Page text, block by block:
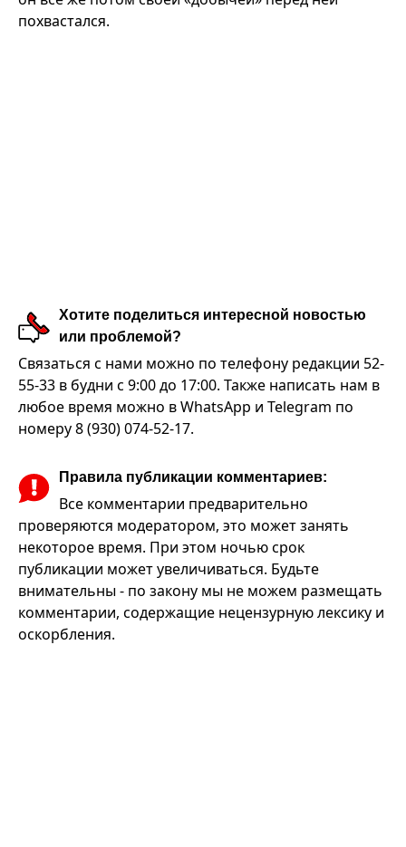
похвастался.
Хотите поделиться интересной новостью
или проблемой?
Связаться с нами можно по телефону редакции 52-
55-33 в будни с 9:00 до 17:00. Также написать нам в
любое время можно в WhatsApp и Telegram по
номеру 8 (930) 074-52-17.
Правила публикации комментариев:
Все комментарии предварительно
проверяются модератором, это может занять
некоторое время. При этом ночью срок
публикации может увеличиваться. Будьте
внимательны - по закону мы не можем размещать
комментарии, содержащие нецензурную лексику и
оскорбления.